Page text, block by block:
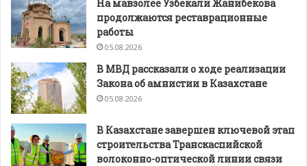
На мавзолее Узбекали Жанибекова
продолжаются реставрационные
работы
05.08.2026
В МВД рассказали о ходе реализации
Закона об амнистии в Казахстане
05.08.2026
В Казахстане завершен ключевой этап
строительства Транскаспийской
волоконно-оптической линии связи